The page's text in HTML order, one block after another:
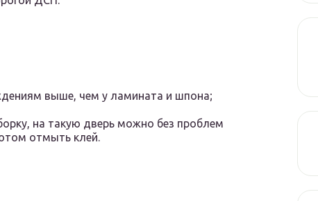
выше, чем у ламината и шпона;
на такую дверь можно без проблем
отмыть клей.